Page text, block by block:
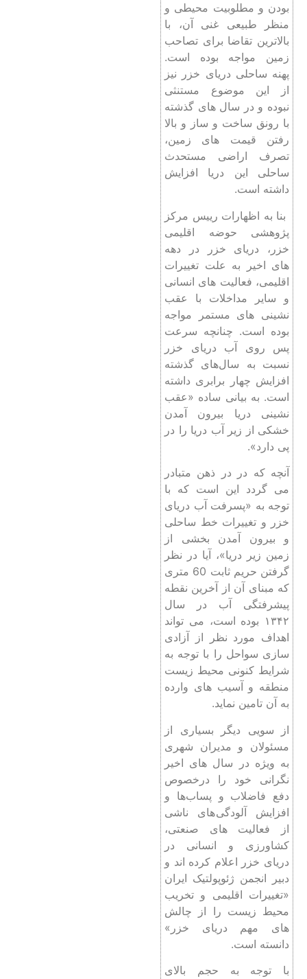
بودن و مطلوبیت محیطی و
منظر طبیعی غنی آن، با
بالاترین تقاضا برای تصاحب
زمین مواجه بوده است.
پهنه ساحلی دریای خزر نیز
از این موضوع مستنثی
نبوده و در سال های گذشته
با رونق ساخت و ساز و بالا
رفتن قیمت های زمین،
تصرف اراضی مستحدث
ساحلی این دریا افزایش
داشته است.
بنا به اظهارات رییس مرکز
پژوهشی حوضه اقلیمی
خزر، دریای خزر در دهه
های اخیر به علت تغییرات
اقلیمی، فعالیت‌ های انسانی
و سایر مداخلات با عقب
نشینی های مستمر مواجه
بوده است. چنانچه سرعت
پس روی آب دریای خزر
نسبت به سال‌های گذشته
افزایش چهار برابری داشته
است. به بیانی ساده «عقب
نشینی دریا بیرون آمدن
خشکی از زیر آب دریا را در
پی دارد».
آنچه که در در ذهن متبادر
می گردد این است که با
توجه به «پسرفت آب دریای
خزر و تغییرات خط ساحلی
و بیرون آمدن بخشی از
زمین زیر دریا»، آیا در نظر
گرفتن حریم ثابت 60 متری
که مبنای آن از آخرین نقطه
پیشرفتگی آب در سال
۱۳۴۲ بوده است، می تواند
اهداف مورد نظر از آزادی
سازی سواحل را با توجه به
شرایط کنونی محیط زیست
منطقه و آسیب های وارده
به آن تامین نماید.
از سویی دیگر بسیاری از
مسئولان و مدیران شهری
به ویژه در سال های اخیر
نگرانی خود را درخصوص
دفع فاضلاب و پساب‌ها و
افزایش آلودگی های ناشی
از فعالیت های صنعتی،
کشاورزی و انسانی در
دریای خزر اعلام کرده اند و
دبیر انجمن ژئوپولتیک ایران
«تغییرات اقلیمی و تخریب
محیط زیست را از چالش
های مهم دریای خزر»
دانسته است.
با توجه به حجم بالای